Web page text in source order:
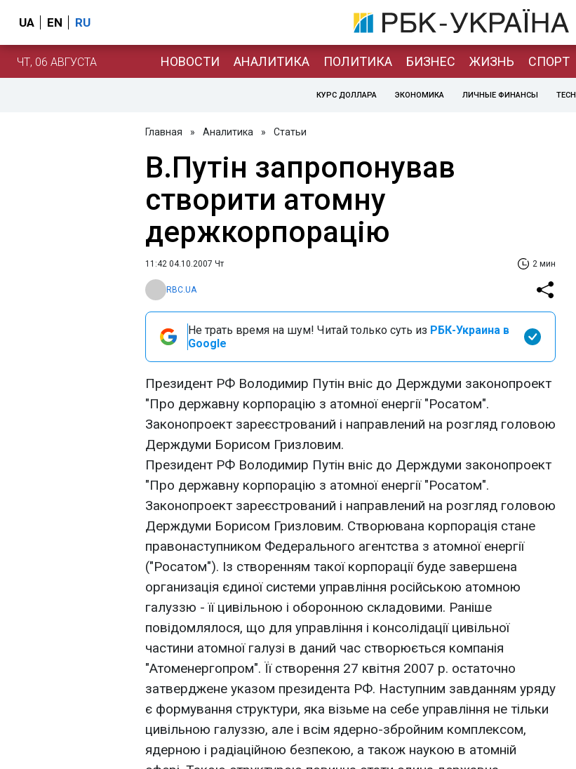
UA EN RU
ЧТ, 06 АВГУСТА НОВОСТИ АНАЛИТИКА ПОЛИТИКА БИЗНЕС ЖИЗНЬ СПОРТ
КУРС ДОЛЛАРА ЭКОНОМИКА ЛИЧНЫЕ ФИНАНСЫ TECH
Главная » Аналитика » Статьи
В.Путін запропонував
створити атомну
держкорпорацію
11:42 04.10.2007 Чт 2 мин
RBC.UA
Не трать время на шум! Читай только суть из РБК-Украина в
Google
Президент РФ Володимир Путін вніс до Держдуми законопроект
"Про державну корпорацію з атомної енергії "Росатом".
Законопроект зареєстрований і направлений на розгляд головою
Держдуми Борисом Гризловим.
Президент РФ Володимир Путін вніс до Держдуми законопроект
"Про державну корпорацію з атомної енергії "Росатом".
Законопроект зареєстрований і направлений на розгляд головою
Держдуми Борисом Гризловим. Створювана корпорація стане
правонаступником Федерального агентства з атомної енергії
("Росатом"). Із створенням такої корпорації буде завершена
организація єдиної системи управління російською атомною
галуззю - її цивільною і оборонною складовими. Раніше
повідомлялося, що для управління і консолідації цивільної
частини атомної галузі в даний час створюється компанія
"Атоменергопром". Її створення 27 квітня 2007 р. остаточно
затверджене указом президента РФ. Наступним завданням уряду
є формування структури, яка візьме на себе управління не тільки
цивільною галуззю, але і всім ядерно-збройним комплексом,
ядерною і радіаційною безпекою, а також наукою в атомній